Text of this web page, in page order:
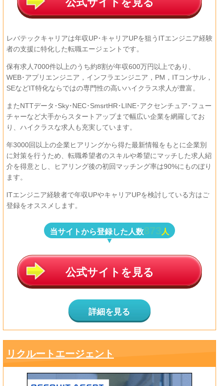
レバテックキャリアは年収UP･キャリアUPを狙うITエンジニア経験
者の支援に特化した転職エージェントです。
保有求人7000件以上のうち約8割が年収600万円以上であり、
WEB･アプリエンジニア，インフラエンジニア，PM，ITコンサル，
SEなどIT特化ならではの専門性の高いハイクラス求人が豊富。
またNTTデータ･Sky･NEC･SmsrtHR･LINE･アクセンチュア･フュー
チャーなど大手からスタートアップまで幅広い企業を網羅してお
り、ハイクラスな求人も充実しています。
年3000回以上の企業ヒアリングから得た最新情報をもとに企業別
に対策を行うため、転職希望者のスキルや希望にマッチした求人紹
介を得意とし、ヒアリング後の初回マッチング率は90%にものぼり
ます。
ITエンジニア経験者で年収UPやキャリアUPを検討している方はご
登録をオススメします。
当サイトから登録した人数873 人
公式サイトを見る
詳細を見る
リクルートエージェント